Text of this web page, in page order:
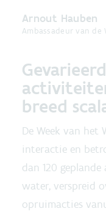
Arnout Hauben
Ambassadeur van de
Gevarieerd
breed
De Week van
interactie en
dan 120
water, verspreid
opruimacties